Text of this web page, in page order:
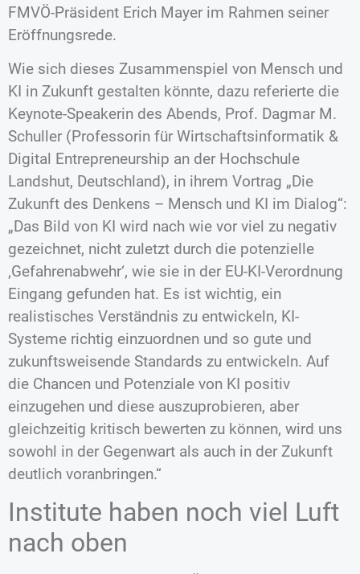
FMVÖ-Präsident Erich Mayer im Rahmen seiner
Eröffnungsrede.
Wie sich dieses Zusammenspiel von Mensch und
KI in Zukunft gestalten könnte, dazu referierte die
Keynote-Speakerin des Abends, Prof. Dagmar M.
Schuller (Professorin für Wirtschaftsinformatik &
Digital Entrepreneurship an der Hochschule
Landshut, Deutschland), in ihrem Vortrag „Die
Zukunft des Denkens – Mensch und KI im Dialog“:
„Das Bild von KI wird nach wie vor viel zu negativ
gezeichnet, nicht zuletzt durch die potenzielle
‚Gefahrenabwehr‘, wie sie in der EU-KI-Verordnung
Eingang gefunden hat. Es ist wichtig, ein
realistisches Verständnis zu entwickeln, KI-
Systeme richtig einzuordnen und so gute und
zukunftsweisende Standards zu entwickeln. Auf
die Chancen und Potenziale von KI positiv
einzugehen und diese auszuprobieren, aber
gleichzeitig kritisch bewerten zu können, wird uns
sowohl in der Gegenwart als auch in der Zukunft
deutlich voranbringen.“
Institute haben noch viel Luft
nach oben